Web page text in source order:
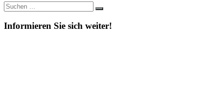
Suche
nach:
Suchen
Informieren Sie sich weiter!